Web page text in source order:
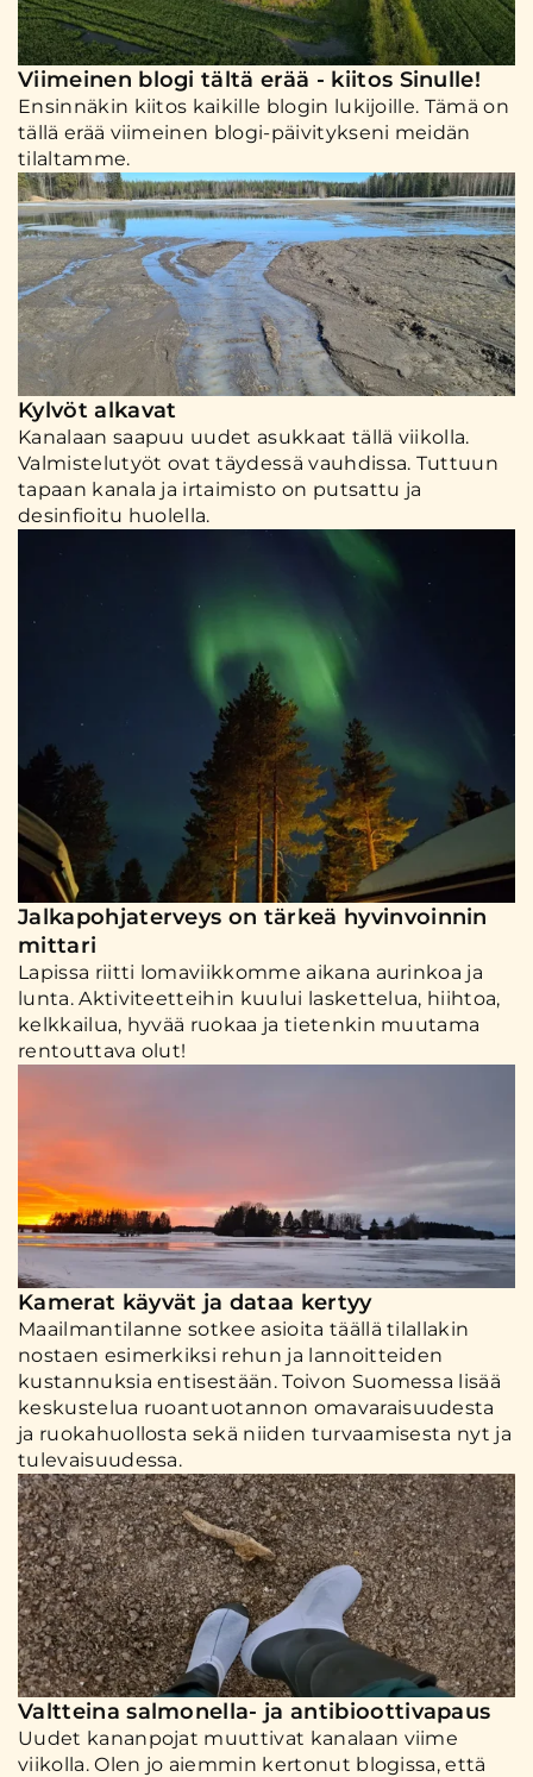
Viimeinen blogi tältä erää - kiitos Sinulle!
Ensinnäkin kiitos kaikille blogin lukijoille. Tämä on
tällä erää viimeinen blogi-päivitykseni meidän
tilaltamme.
Kylvöt alkavat
Kanalaan saapuu uudet asukkaat tällä viikolla.
Valmistelutyöt ovat täydessä vauhdissa. Tuttuun
tapaan kanala ja irtaimisto on putsattu ja
desinfioitu huolella.
Jalkapohjaterveys on tärkeä hyvinvoinnin
mittari
Lapissa riitti lomaviikkomme aikana aurinkoa ja
lunta. Aktiviteetteihin kuului laskettelua, hiihtoa,
kelkkailua, hyvää ruokaa ja tietenkin muutama
rentouttava olut!
Kamerat käyvät ja dataa kertyy
Maailmantilanne sotkee asioita täällä tilallakin
nostaen esimerkiksi rehun ja lannoitteiden
kustannuksia entisestään. Toivon Suomessa lisää
keskustelua ruoantuotannon omavaraisuudesta
ja ruokahuollosta sekä niiden turvaamisesta nyt ja
tulevaisuudessa.
Valtteina salmonella- ja antibioottivapaus
Uudet kananpojat muuttivat kanalaan viime
viikolla. Olen jo aiemmin kertonut blogissa, että